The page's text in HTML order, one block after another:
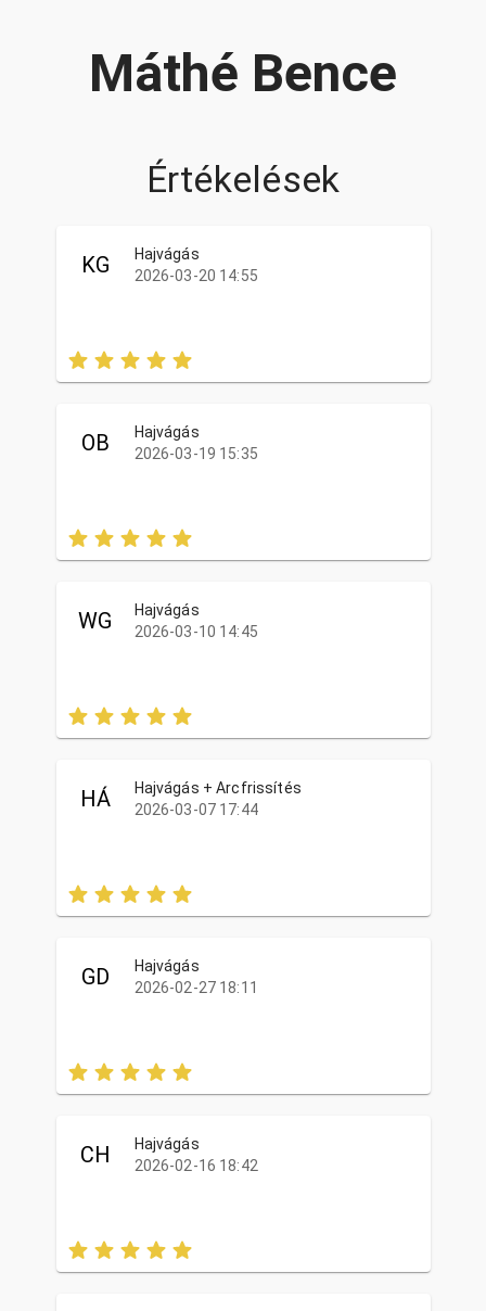
Máthé Bence
Értékelések
KG
Hajvágás
2026-03-20 14:55
OB
Hajvágás
2026-03-19 15:35
WG
Hajvágás
2026-03-10 14:45
HÁ
Hajvágás + Arcfrissítés
2026-03-07 17:44
GD
Hajvágás
2026-02-27 18:11
CH
Hajvágás
2026-02-16 18:42